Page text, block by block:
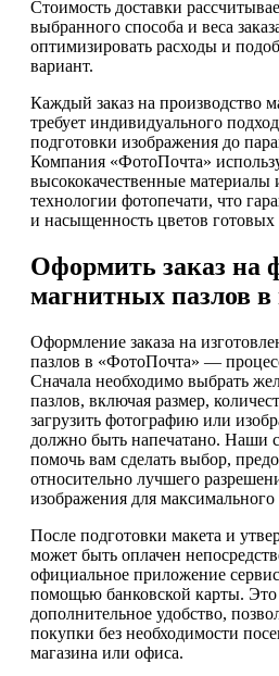
Стоимость доставки
выбранного способа и веса
оптимизировать расходы и
вариант.
Каждый заказ на производство
требует индивидуального
подготовки изображения до
Компания «ФотоПочта»
высококачественные материалы
технологии фотопечати, что
и насыщенность цветов готовых
Оформить заказ на
магнитных пазлов
Оформление заказа на
пазлов в «ФотоПочта» —
Сначала необходимо выбрать
пазлов, включая размер,
загрузить фотографию или
должно быть напечатано. Наши
помочь вам сделать выбор,
относительно лучшего
изображения для максимального
После подготовки макета и
может быть оплачен
официальное приложение
помощью банковской карты. Это
дополнительное удобство,
покупки без необходимости
магазина или офиса.